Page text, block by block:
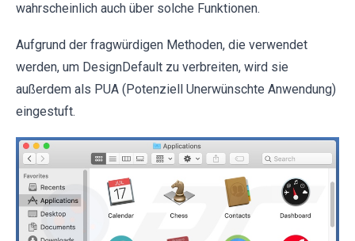
wahrscheinlich auch über solche Funktionen.
Aufgrund der fragwürdigen Methoden, die verwendet
werden, um DesignDefault zu verbreiten, wird sie
außerdem als PUA (Potenziell Unerwünschte Anwendung)
eingestuft.